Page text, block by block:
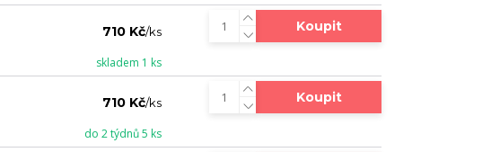
710 Kč/ks
skladem 1 ks
Koupit
710 Kč/ks
do 2 týdnů 5 ks
Koupit